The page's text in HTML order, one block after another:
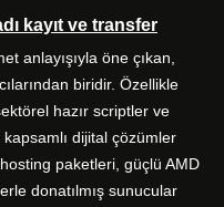
kayıt ve transfer
anlayışıyla öne çıkan,
biridir. Özellikle
hazır scriptler ve
kapsamlı dijital çözümler
paketleri, güçlü AMD
donatılmış sunucular